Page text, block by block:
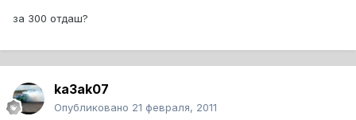
за 300 отдаш?
ka3ak07
Опубликовано 21 февраля, 2011